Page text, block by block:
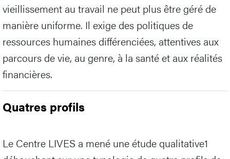
vieillissement au travail ne peut plus être géré de
manière uniforme. Il exige des politiques de
ressources humaines différenciées, attentives aux
parcours de vie, au genre, à la santé et aux réalités
financières.
Quatres profils
Le Centre LIVES a mené une étude qualitative1